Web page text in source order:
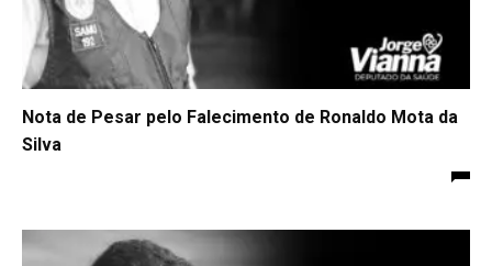
Nota de Pesar pelo Falecimento de Ronaldo Mota da
Silva